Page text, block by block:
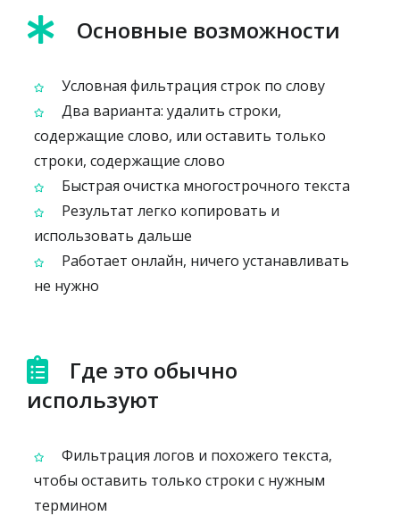
Основные возможности
Условная фильтрация строк по слову
Два варианта: удалить строки,
содержащие слово, или оставить только
строки, содержащие слово
Быстрая очистка многострочного текста
Результат легко копировать и
использовать дальше
Работает онлайн, ничего устанавливать
не нужно
Где это обычно
используют
Фильтрация логов и похожего текста,
чтобы оставить только строки с нужным
термином